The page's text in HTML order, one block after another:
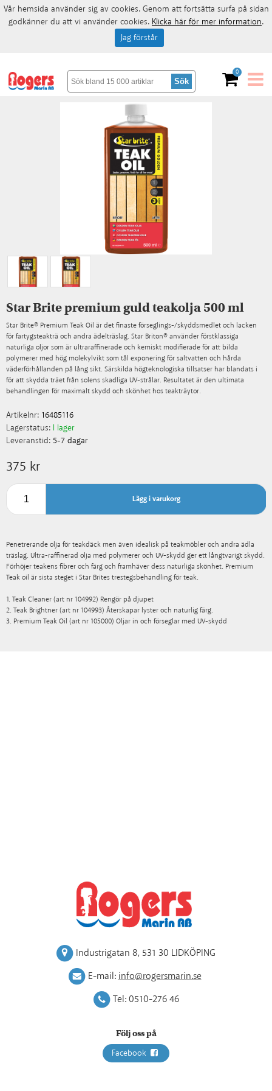
0
Star Brite premium guld teakolja 500 ml
Star Brite® Premium Teak Oil är det finaste förseglings-/skyddsmedlet och lacken
för fartygsteakträ och andra ädelträslag. Star Briton® använder förstklassiga
naturliga oljor som är ultraraffinerade och kemiskt modifierade för att bilda
polymerer med hög molekylvikt som tål exponering för saltvatten och hårda
väderförhållanden på lång sikt. Särskilda högteknologiska tillsatser har blandats i
för att skydda träet från solens skadliga UV-strålar. Resultatet är den ultimata
behandlingen för maximalt skydd och skönhet hos teakträytor.
Artikelnr: 16485116
Lagerstatus: I lager
Leveranstid: 5-7 dagar
375 kr
Lägg i varukorg
Penetrerande olja för teakdäck men även idealisk på teakmöbler och andra ädla
träslag. Ultra-raffinerad olja med polymerer och UV-skydd ger ett långtvarigt skydd.
Förhöjer teakens fibrer och färg och framhäver dess naturliga skönhet. Premium
Teak oil är sista steget i Star Brites trestegsbehandling för teak.
1. Teak Cleaner (art nr 104992) Rengör på djupet
2. Teak Brightner (art nr 104993) Återskapar lyster och naturlig färg.
3. Premium Teak Oil (art nr 105000) Oljar in och förseglar med UV-skydd
Industrigatan 8, 531 30 LIDKÖPING
E-mail:info@rogersmarin.se
Tel:0510-276 46
Följ oss på
Facebook
Vår hemsida använder sig av cookies. Genom att fortsätta surfa på sidan
godkänner du att vi använder cookies. Klicka här för mer information.
Jag förstår